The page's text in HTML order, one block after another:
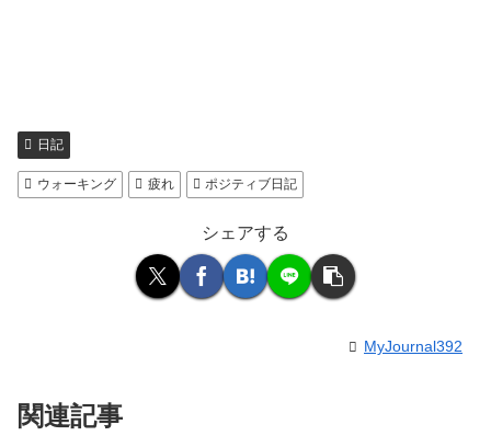
日記
ウォーキング 疲れ ポジティブ日記
シェアする
MyJournal392
関連記事